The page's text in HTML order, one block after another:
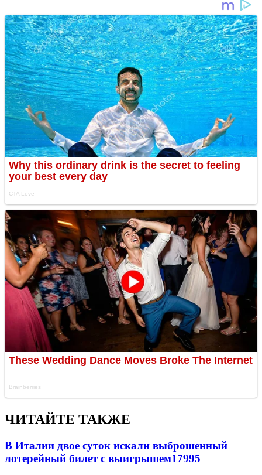
ЧИТАЙТЕ ТАКЖЕ
В Италии двое суток искали выброшенный
лотерейный билет с выигрышем17995